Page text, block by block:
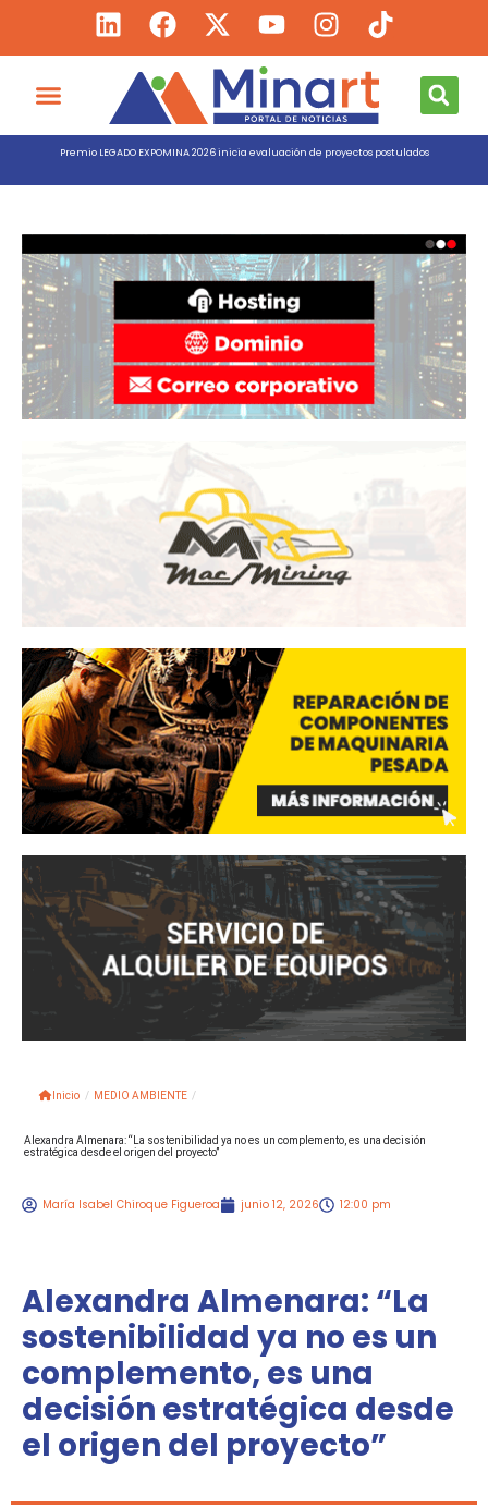
Premio LEGADO EXPOMINA 2026 inicia evaluación de proyectos postulados
Inicio / MEDIO AMBIENTE /
Alexandra Almenara: “La sostenibilidad ya no es un complemento, es una decisión
estratégica desde el origen del proyecto”
María Isabel Chiroque Figueroa junio 12, 2026 12:00 pm
Alexandra Almenara: “La
sostenibilidad ya no es un
complemento, es una
decisión estratégica desde
el origen del proyecto”